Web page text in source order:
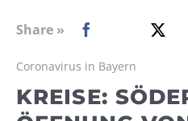
WEBRADIO
Share »
Coronavirus in Bayern
KREISE: